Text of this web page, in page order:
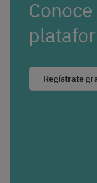
Regístrate